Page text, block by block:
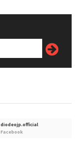
diodeojp.official
Facebook